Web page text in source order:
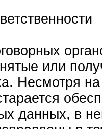
или
Несмотря
данных, в